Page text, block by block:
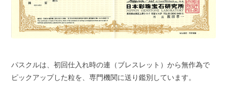
パスクルは、初回仕入れ時の連（ブレスレット）から無作為で
ピックアップした粒を、専門機関に送り鑑別しています。